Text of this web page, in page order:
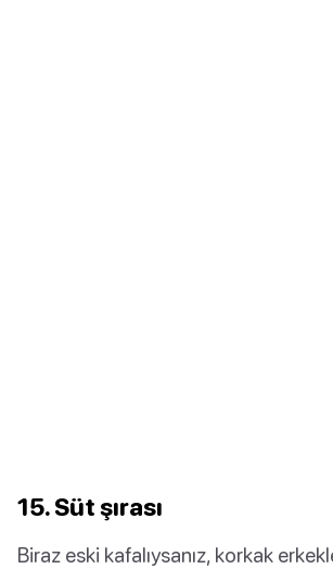
15. Süt şırası
Biraz eski kafalıysanız, korkak